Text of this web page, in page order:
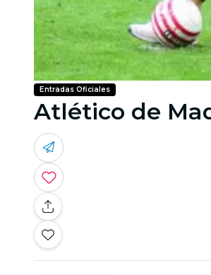
Entradas Oficiales
Atlético de